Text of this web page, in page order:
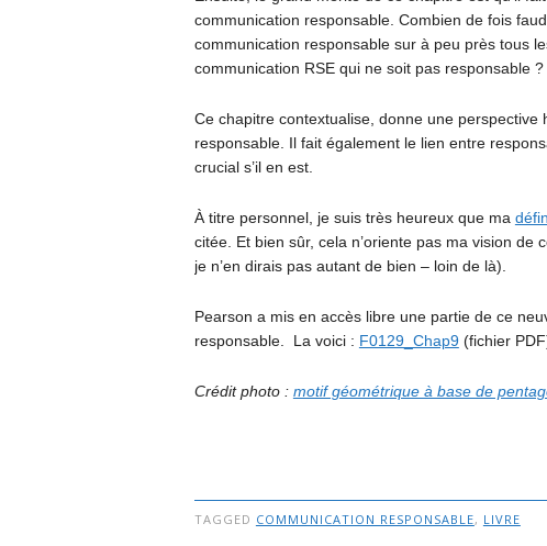
communication responsable. Combien de fois
communication responsable sur à peu près tous
communication RSE qui ne soit pas responsable ?
Ce chapitre contextualise, donne une
responsable. Il fait également le lien entre
crucial s’il en est.
À titre personnel, je suis très heureux que ma
citée. Et bien sûr, cela n’oriente pas ma vision
je n’en dirais pas autant de bien – loin de là).
Pearson a mis en accès libre une partie de ce
responsable. La voici : F0129_Chap9(fichier
Crédit photo : motif géométrique à base de
TAGGED COMMUNICATION RESPONSABLE, LIVRE